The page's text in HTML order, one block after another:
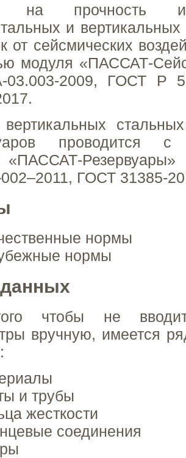
на прочность и
и
от сейсмических
модуля «ПАССАТ-
03.003-2009, ГОСТ Р
вертикальных
проводится с
«ПАССАТ-
ГОСТ 31385-
нормы
нормы
чтобы не
вручную, имеется
и трубы
жесткости
соединения